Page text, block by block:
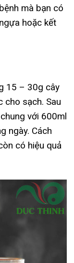
mà bạn có
hoặc kết
15 – 30g cây
cho sạch. Sau
với 600ml
ngày. Cách
có hiệu quả